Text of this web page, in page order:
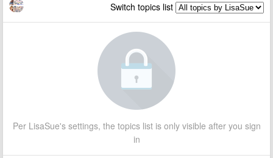
Switch topics list
Per LisaSue's settings, the topics list is only visible after you sign
in